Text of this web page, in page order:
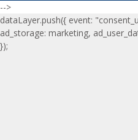
-->
dataLayer.push({ event:
ad_storage: marketing,
});